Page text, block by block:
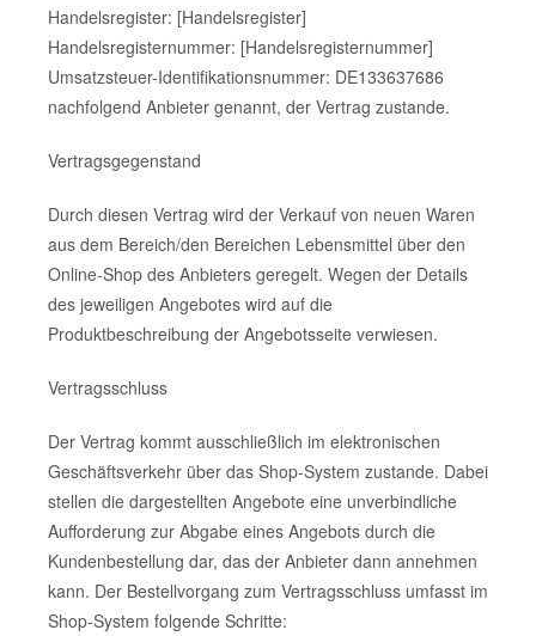
Handelsregister: [Handelsregister]
Handelsregisternummer: [Handelsregisternummer]
Umsatzsteuer-Identifikationsnummer: DE133637686
nachfolgend Anbieter genannt, der Vertrag zustande.
Vertragsgegenstand
Durch diesen Vertrag wird der Verkauf von neuen Waren
aus dem Bereich/den Bereichen Lebensmittel über den
Online-Shop des Anbieters geregelt. Wegen der Details
des jeweiligen Angebotes wird auf die
Produktbeschreibung der Angebotsseite verwiesen.
Vertragsschluss
Der Vertrag kommt ausschließlich im elektronischen
Geschäftsverkehr über das Shop-System zustande. Dabei
stellen die dargestellten Angebote eine unverbindliche
Aufforderung zur Abgabe eines Angebots durch die
Kundenbestellung dar, das der Anbieter dann annehmen
kann. Der Bestellvorgang zum Vertragsschluss umfasst im
Shop-System folgende Schritte: